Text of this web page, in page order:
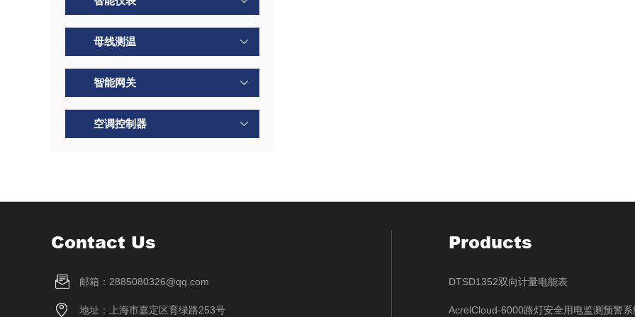
母线测温
智能网关
空调控制器
Contact Us
邮箱：2885080326@qq.com
地址：上海市嘉定区育绿路253号
Products
DTSD1352双向计量电能表
AcrelCloud-6000路灯安全用电监测预警系